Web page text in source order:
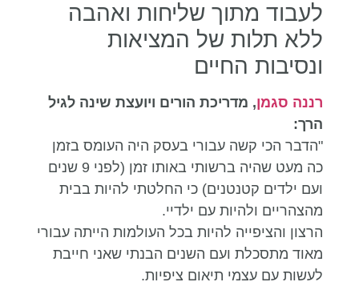
לעבוד מתוך שליחות ואהבה
ללא תלות של המציאות
ונסיבות החיים
רננה סגמן, מדריכת הורים ויועצת שינה לגיל
הרך:
"הדבר הכי קשה עבורי בעסק היה העומס בזמן
כה מעט שהיה ברשותי באותו זמן (לפני 9 שנים
ועם ילדים קטנטנים) כי החלטתי להיות בבית
מהצהריים ולהיות עם ילדיי.
הרצון והציפייה להיות בכל העולמות הייתה עבורי
מאוד מתסכלת ועם השנים הבנתי שאני חייבת
לעשות עם עצמי תיאום ציפיות.